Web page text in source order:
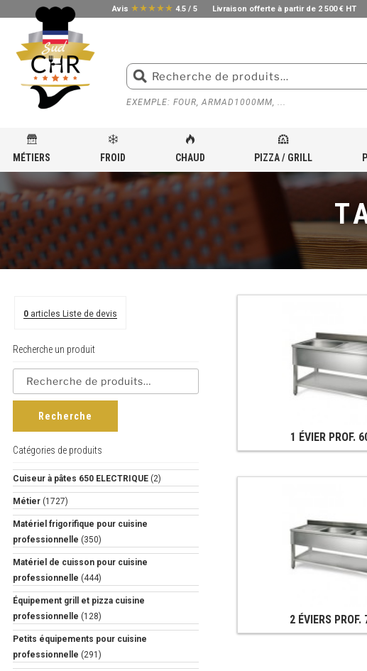
Avis star_ratestar_ratestar_ratestar_ratestar_rate 4.5 / 5 Livraison offerte à partir de 2 500 € HT
EXEMPLE: FOUR, ARMAD1000MM, ...
MÉTIERS FROID CHAUD PIZZA / GRILL
ACCUEIL »MATÉRIEL POUR LAVERIE PROFESSIONNELLE » TABLE DE RINÇAGE
1 ÉVIER PROF.
2 ÉVIERS PROF.
0 articles Liste de devis
Recherche un produit
Recherche
Catégories de produits
Cuiseur à pâtes 650 ELECTRIQUE (2)
Métier (1727)
Matériel frigorifique pour cuisine
professionnelle (350)
Matériel de cuisson pour cuisine
professionnelle (444)
Équipement grill et pizza cuisine
professionnelle (128)
Petits équipements pour cuisine
professionnelle (291)